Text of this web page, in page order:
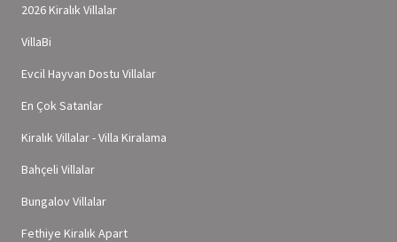
2026 Kiralık Villalar
VillaBi
Evcil Hayvan Dostu Villalar
En Çok Satanlar
Kiralık Villalar - Villa Kiralama
Bahçeli Villalar
Bungalov Villalar
Fethiye Kiralık Apart